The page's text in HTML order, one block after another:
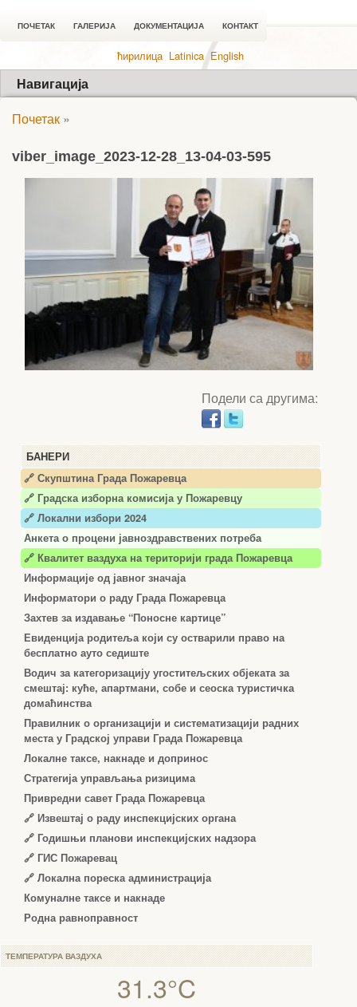
ПОЧЕТАК ГАЛЕРИЈА ДОКУМЕНТАЦИЈА КОНТАКТ
ћирилица Latinica English
Навигација
БАНЕРИ
🔗 Скупштина Града Пожаревца
🔗 Градска изборна комисија у Пожаревцу
🔗 Локални избори 2024
Анкета о процени јавноздравствених потреба
🔗 Квалитет ваздуха на територији града Пожаревца
Информације од јавног значаја
Информатори о раду Града Пожаревца
Захтев за издавање “Поносне картице”
Евиденција родитеља који су остварили право на
бесплатно ауто седиште
Водич за категоризацију угоститељских објеката за
смештај: куће, апартмани, собе и сеоска туристичка
домаћинства
Правилник о организацији и систематизацији радних
места у Градској управи Града Пожаревца
Локалне таксе, накнаде и допринос
Стратегија управљања ризицима
Привредни савет Града Пожаревца
🔗 Извештај о раду инспекцијских органа
🔗 Годишњи планови инспекцијских надзора
🔗 ГИС Пожаревац
🔗 Локална пореска администрација
Комуналне таксе и накнаде
Родна равноправност
Почетак »
viber_image_2023-12-28_13-04-03-595
Подели са другима:
ТЕМПЕРАТУРА ВАЗДУХА
31.3°C